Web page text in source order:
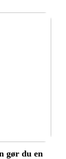
gør du en